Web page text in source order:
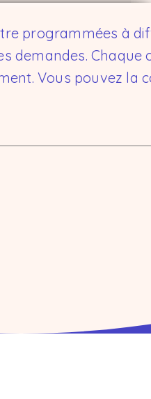
programmées à
demandes. Chaque
Vous pouvez la